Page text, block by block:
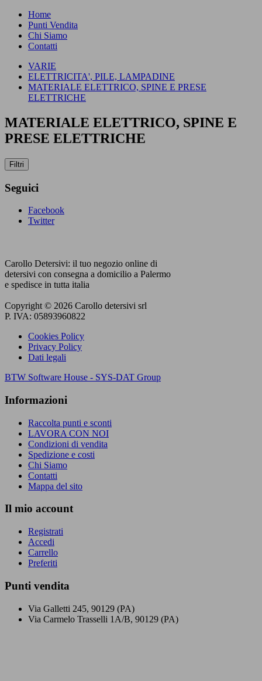
Home
Punti Vendita
Chi Siamo
Contatti
VARIE
ELETTRICITA', PILE, LAMPADINE
MATERIALE ELETTRICO, SPINE E PRESE
ELETTRICHE
MATERIALE ELETTRICO, SPINE E
PRESE ELETTRICHE
Filtri
Seguici
Facebook
Twitter
Carollo Detersivi: il tuo negozio online di
detersivi con consegna a domicilio a Palermo
e spedisce in tutta italia
Copyright © 2026 Carollo detersivi srl
P. IVA: 05893960822
Cookies Policy
Privacy Policy
Dati legali
BTW Software House - SYS-DAT Group
Informazioni
Raccolta punti e sconti
LAVORA CON NOI
Condizioni di vendita
Spedizione e costi
Chi Siamo
Contatti
Mappa del sito
Il mio account
Registrati
Accedi
Carrello
Preferiti
Punti vendita
Via Galletti 245, 90129 (PA)
Via Carmelo Trasselli 1A/B, 90129 (PA)